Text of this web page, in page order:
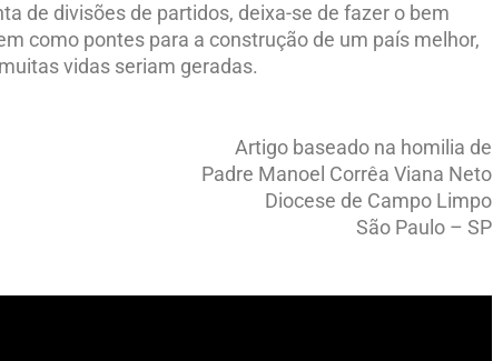
de divisões de partidos, deixa-se de fazer o bem
como pontes para a construção de um país melhor,
vidas seriam geradas.
Artigo baseado na homilia de
Padre Manoel Corrêa Viana Neto
Diocese de Campo Limpo
São Paulo – SP